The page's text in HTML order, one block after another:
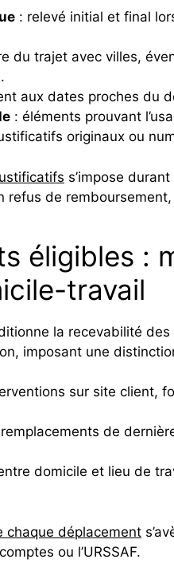
: relevé initial et final
du trajet avec villes,
aux dates proches du
: éléments prouvant
originaux ou
s’impose
de
éligibles :
travail
la recevabilité des
imposant une
sur site client,
de
domicile et lieu de
chaque déplacement
ou l’URSSAF.